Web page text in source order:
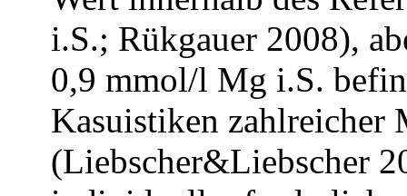
i.S.; Rükgauer 2008),
0,9 mmol/l Mg i.S.
Kasuistiken zahlreicher
(Liebscher&Liebscher